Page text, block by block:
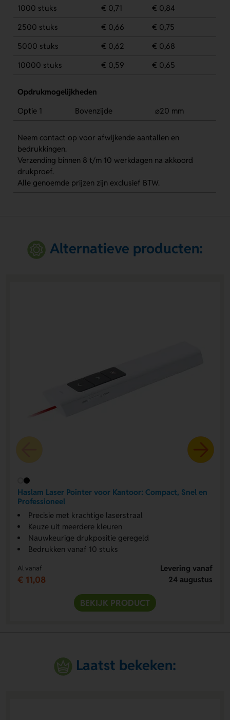
1000 stuks € 0,71
€ 0,84
2500 stuks
€ 0,66
€ 0,75
5000 stuks
€ 0,62
€ 0,68
10000 stuks
€ 0,59 € 0,65
Opdrukmogelijkheden
Optie 1
Bovenzijde ⌀20 mm
Neem contact op voor afwijkende aantallen en
bedrukkingen.
Verzending binnen 8 t/m 10 werkdagen na akkoord
drukproef.
Alle genoemde prijzen zijn exclusief BTW.
Alternatieve producten:
Haslam Laser Pointer voor Kantoor: Compact, Snel en
Professioneel
Precisie met krachtige laserstraal
Keuze uit meerdere kleuren
Nauwkeurige drukpositie geregeld
Bedrukken vanaf 10 stuks
Al vanaf
€ 11,08
Levering vanaf
24 augustus
BEKIJK PRODUCT
Laatst bekeken: